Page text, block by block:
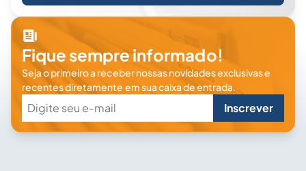
Fique sempre informado!
Seja o primeiro a receber nossas novidades exclusivas e
recentes diretamente em sua caixa de entrada.
Inscrever